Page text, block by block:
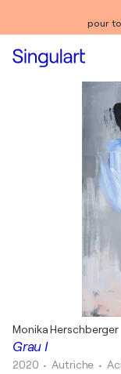
pour
Grau I
Monika Herschberger
2020 • Autriche •